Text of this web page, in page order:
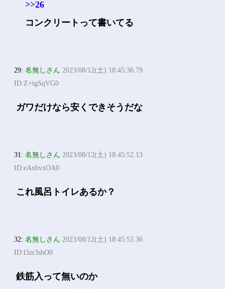
>>26
コンクリートって書いてる
29:名無しさん 2023/08/12(土) 18:45:36.79
ID:Z+tgSqVG0
ガワだけなら安くできそうだな
31:名無しさん 2023/08/12(土) 18:45:52.13
ID:eAxbvxOA0
これ風呂トイレあるか？
32:名無しさん 2023/08/12(土) 18:45:53.36
ID:l3zr3shO0
鉄筋入って無いのか